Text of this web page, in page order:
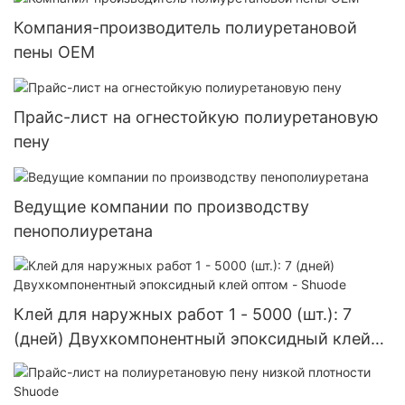
Компания-производитель полиуретановой
пены OEM
Прайс-лист на огнестойкую полиуретановую
пену
Ведущие компании по производству
пенополиуретана
Клей для наружных работ 1 - 5000 (шт.): 7
(дней) Двухкомпонентный эпоксидный клей
оптом - Shuode